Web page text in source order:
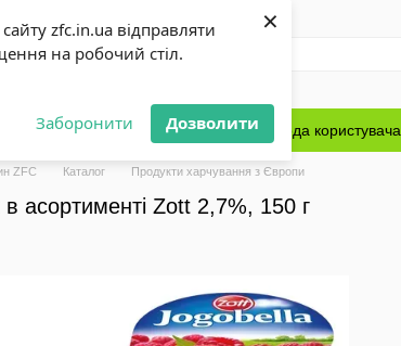
zfc.in.ua відправляти
на робочий стіл.
Заборонити Дозволити
×
Обмін та повернення Блог Угода користувача
ZFC Каталог Продукти харчування з Європи
асортименті Zott 2,7%, 150 г